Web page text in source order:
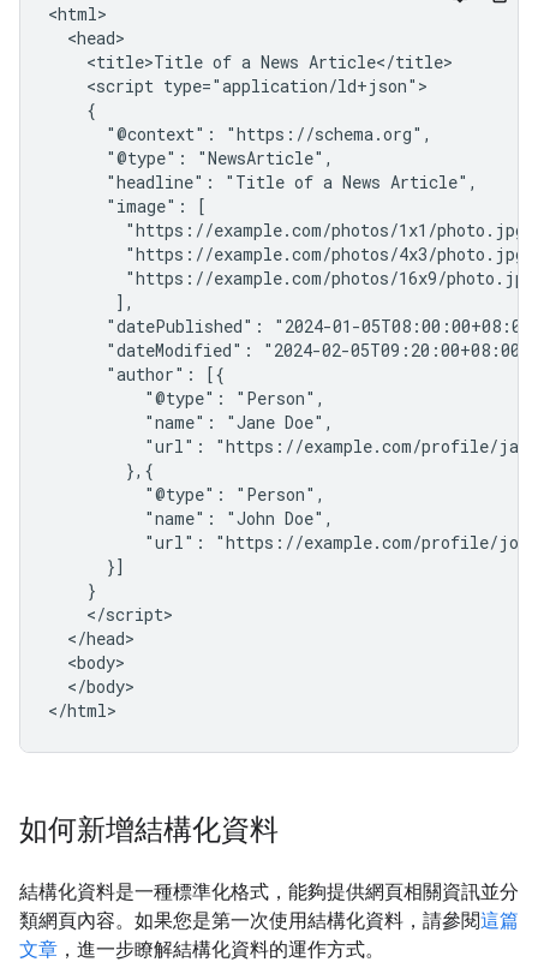
<html>
  <head>
    <title>Title of a News Article</title>
    <script type="application/ld+json">
    {
      "@context": "https://schema.org",
      "@type": "NewsArticle",
      "headline": "Title of a News Article",
      "image": [
"https://example.com/photos/1x1/
"https://example.com/photos/4x3/
"https://example.com/photos/16x9/
       ],
"datePublished": "2024-01-
"dateModified": "2024-02-
      "author": [{
          "@type": "Person",
          "name": "Jane Doe",
"url": "https://example.com/profile/
        },{
          "@type": "Person",
          "name": "John Doe",
"url": "https://example.com/profile/
      }]
    }
    </script>
  </head>
  <body>
  </body>
</html>
如何新增結構化資料
結構化資料是一種標準化格式，能夠提供網頁相關資訊並分
類網頁內容。如果您是第一次使用結構化資料，請參閱這篇
文章 ，進一步瞭解結構化資料的運作方式。